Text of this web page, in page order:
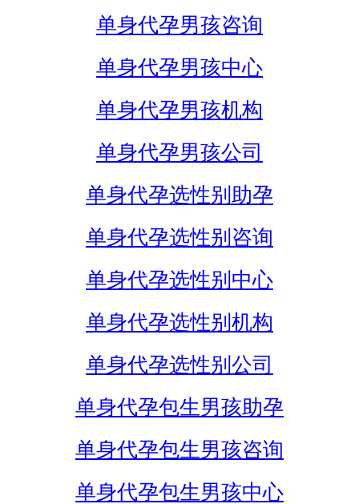
单身代孕男孩咨询
单身代孕男孩中心
单身代孕男孩机构
单身代孕男孩公司
单身代孕选性别助孕
单身代孕选性别咨询
单身代孕选性别中心
单身代孕选性别机构
单身代孕选性别公司
单身代孕包生男孩助孕
单身代孕包生男孩咨询
单身代孕包生男孩中心